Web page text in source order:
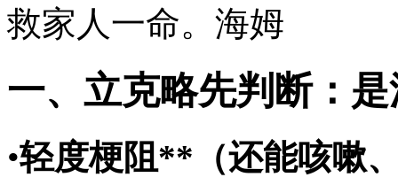
救家人一命。海姆
一、立克略先判断：
•轻度梗阻**（还能咳嗽